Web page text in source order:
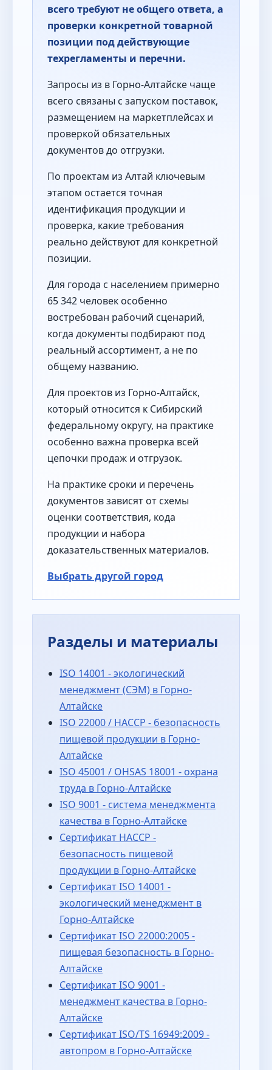
всего требуют не общего ответа, а
проверки конкретной товарной
позиции под действующие
техрегламенты и перечни.
Запросы из в Горно-Алтайске чаще
всего связаны с запуском поставок,
размещением на маркетплейсах и
проверкой обязательных
документов до отгрузки.
По проектам из Алтай ключевым
этапом остается точная
идентификация продукции и
проверка, какие требования
реально действуют для конкретной
позиции.
Для города с населением примерно
65 342 человек особенно
востребован рабочий сценарий,
когда документы подбирают под
реальный ассортимент, а не по
общему названию.
Для проектов из Горно-Алтайск,
который относится к Сибирский
федеральному округу, на практике
особенно важна проверка всей
цепочки продаж и отгрузок.
На практике сроки и перечень
документов зависят от схемы
оценки соответствия, кода
продукции и набора
доказательственных материалов.
Выбрать другой город
Разделы и материалы
ISO 14001 - экологический
менеджмент (СЭМ) в Горно-
Алтайске
ISO 22000 / HACCP - безопасность
пищевой продукции в Горно-
Алтайске
ISO 45001 / OHSAS 18001 - охрана
труда в Горно-Алтайске
ISO 9001 - система менеджмента
качества в Горно-Алтайске
Сертификат HACCP -
безопасность пищевой
продукции в Горно-Алтайске
Сертификат ISO 14001 -
экологический менеджмент в
Горно-Алтайске
Сертификат ISO 22000:2005 -
пищевая безопасность в Горно-
Алтайске
Сертификат ISO 9001 -
менеджмент качества в Горно-
Алтайске
Сертификат ISO/TS 16949:2009 -
автопром в Горно-Алтайске